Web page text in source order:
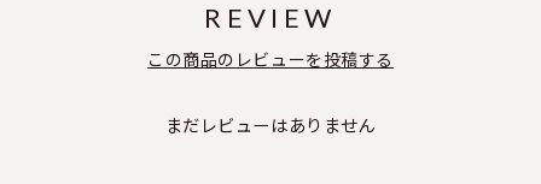
REVIEW
この商品のレビューを投稿する
まだレビューはありません